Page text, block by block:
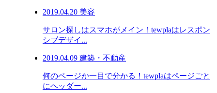
2019.04.20 美容
サロン探しはスマホがメイン！tewplaはレスポン
シブデザイ...
2019.04.09 建築・不動産
何のページか一目で分かる！tewplaはページごと
にヘッダー...